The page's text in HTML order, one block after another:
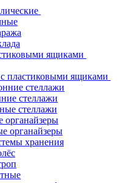
ящиками
пластиковыми ящиками
стеллажи
стеллажи
стеллажи
органайзеры
органайзеры
хранения